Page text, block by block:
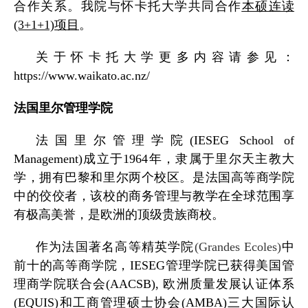
合作关系。我院与怀卡托大学共同合作本硕连读
(3+1+1)项目 。
关于怀卡托大学更多内容请参见：
https://www.waikato.ac.nz/
法国里尔管理学院
法国里尔管理学院 (IESEG School of
Management)成立于1964年，隶属于里尔天主教大
学，拥有巴黎和里尔两个校区。是法国高等商学院
中的佼佼者，该校的商务管理与教学在全球范围享
有极高美誉，是欧洲的顶级贵族商校。
作为法国著名高等精英学院(Grandes Ecoles)中
前十的高等商学院，IESEG管理学院已获得美国管
理商学院联合会(AACSB), 欧洲质量发展认证体系
(EQUIS)和工商管理硕士协会(AMBA)三大国际认